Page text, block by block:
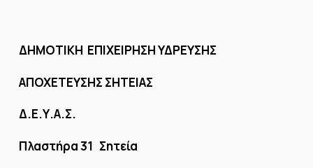
ΔΗΜΟΤΙΚΗ ΕΠΙΧΕΙΡΗΣΗ ΥΔΡΕΥΣΗΣ
ΑΠΟΧΕΤΕΥΣΗΣ ΣΗΤΕΙΑΣ
Δ.Ε.Υ.Α.Σ.
Πλαστήρα 31 Σητεία